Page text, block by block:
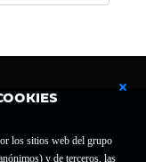
los sitios web del grupo
y de terceros, las